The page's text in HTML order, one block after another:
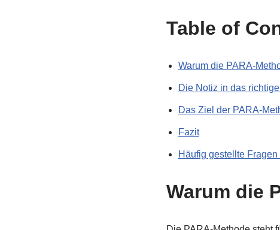
Table of
Warum die PARA-
Die Notiz in das
Das Ziel der PARA-
Fazit
Häufig gestellte Fragen
Warum die